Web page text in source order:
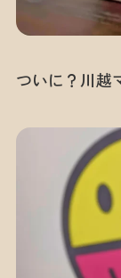
ついに？川越